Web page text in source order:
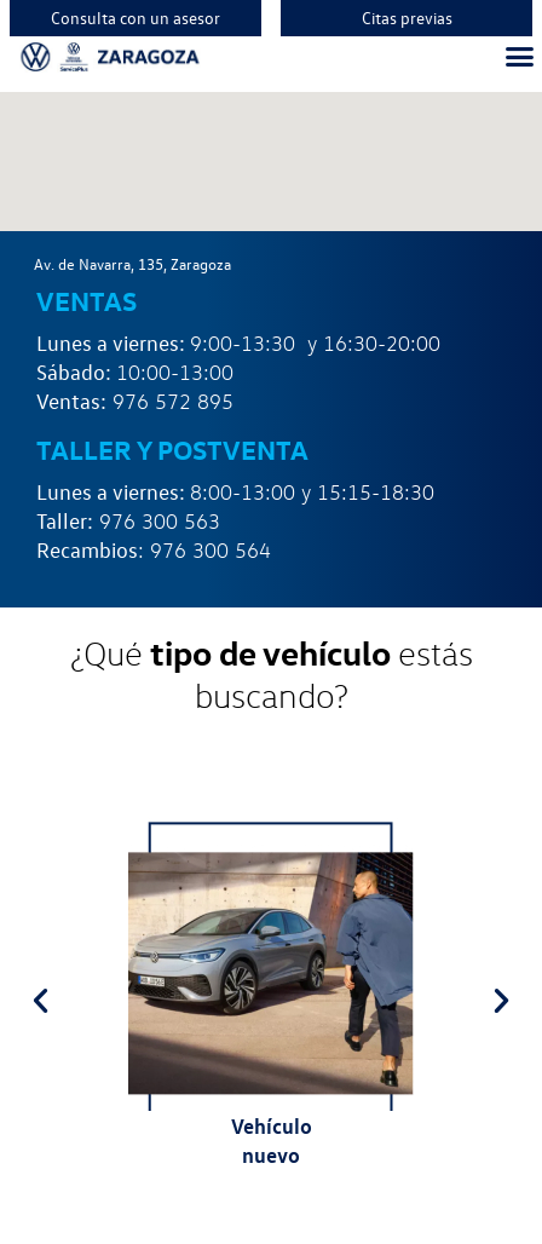
Consulta con un asesor Citas previas
Av. de Navarra, 135, Zaragoza
VENTAS
Lunes a viernes: 9:00-13:30 y 16:30-20:00
Sábado: 10:00-13:00
Ventas: 976 572 895
TALLER Y POSTVENTA
Lunes a viernes: 8:00-13:00 y 15:15-18:30
Taller: 976 300 563
Recambios: 976 300 564
¿Qué tipo de vehículo estás
buscando?
Vehículo
nuevo